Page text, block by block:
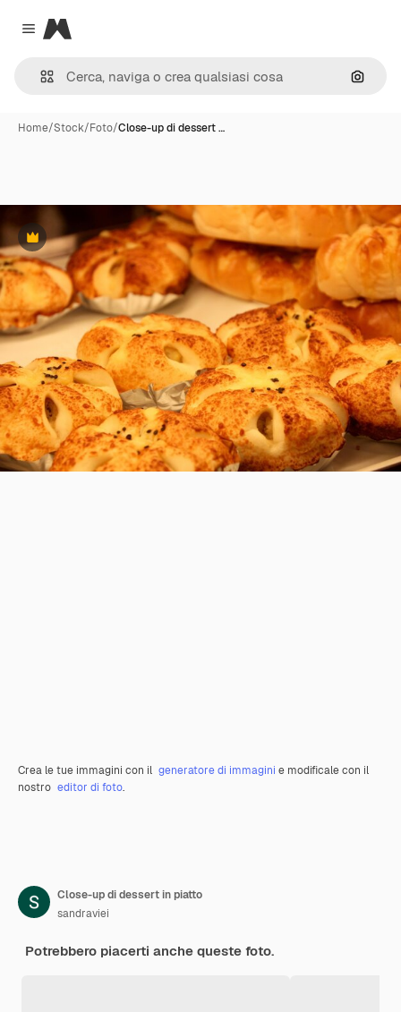
Close menu
Magnific
Cerca
Home/Stock/Foto/Close-up di dessert …
Premium
Crea le tue immagini con il generatore di immagini e modificale con il
nostro editor di foto.
Close-up di dessert in piatto
sandraviei
Potrebbero piacerti anche queste foto.